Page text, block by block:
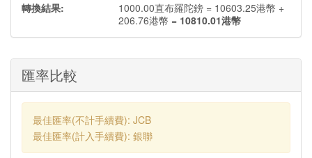
轉換結果:
1000.00直布羅陀鎊 = 10603.25港幣 +
206.76港幣 = 10810.01港幣
匯率比較
最佳匯率(不計手續費): JCB
最佳匯率(計入手續費): 銀聯